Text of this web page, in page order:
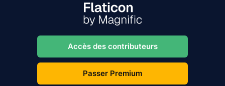
Accès des contributeurs
Passer Premium